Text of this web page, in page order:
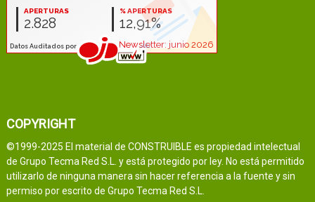
COPYRIGHT
©1999-2025 El material de CONSTRUIBLE es propiedad intelectual
de Grupo Tecma Red S.L. y está protegido por ley. No está permitido
utilizarlo de ninguna manera sin hacer referencia a la fuente y sin
permiso por escrito de Grupo Tecma Red S.L.